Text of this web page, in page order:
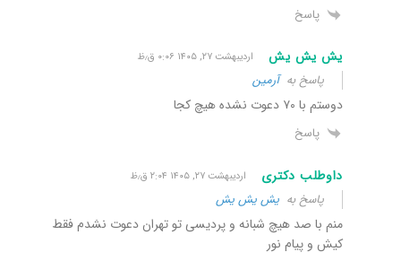
پاسخ
یش یش یش اردیبهشت ۲۷, ۱۴۰۵ ۰:۰۶ ق٫ظ
پاسخ بهآرمین
دوستم با ۷۰ دعوت نشده هیچ کجا
پاسخ
داوطلب دکتری اردیبهشت ۲۷, ۱۴۰۵ ۲:۰۴ ق٫ظ
پاسخ به یش یش یش
منم با صد هیچ شبانه و پردیسی تو تهران دعوت نشدم فقط
کیش و پیام نور